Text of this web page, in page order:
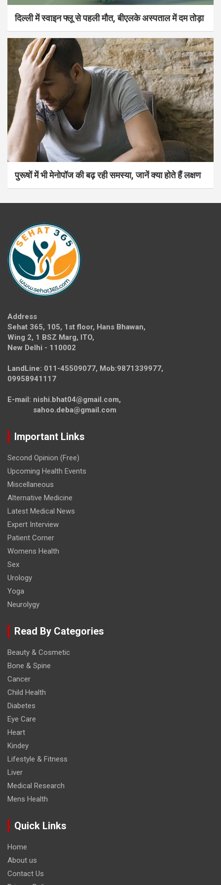
दिल्ली में स्वाइन फ्लू से पहली मौत, बीएलके अस्पताल में दम तोड़ा
पुरूषों में भी मेनोपॉज की बढ़ रही समस्या, जानें क्या होते हैं लक्षण
Address
Sehat 365, 105, 1st floor, Hans Bhawan,
Wing 2, 1 BSZ Marg, ITO,
New Delhi - 110002
LandLine: 011-45509077, Mob:9871339977,
09958941117
E-mail: nishi.bhat04@gmail.com,
sahoo.deba@gmail.com
Important Links
Second Opinion (Free)
Upcoming Health Events
Miscellaneous
Alternative Medicine
Latest Medical News
Expert Interview
Patient Corner
Womens Health
Sex
Urology
Yoga
Neurolygy
Read By Categories
Beauty & Cosmetic
Bone & Spine
Cancer
Child Health
Diabetes
Eye Care
Heart
Kindey
Lifestyle & Fitness
Liver
Medical Research
Mens Health
Quick Links
Home
About us
Contact Us